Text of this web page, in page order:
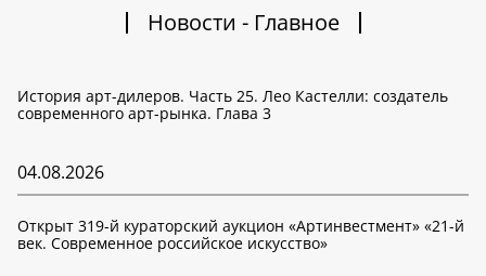
Новости - Главное
История арт-дилеров. Часть 25. Лео Кастелли: создатель
современного арт-рынка. Глава 3
04.08.2026
Открыт 319-й кураторский аукцион «Артинвестмент» «21-й
век. Современное российское искусство»